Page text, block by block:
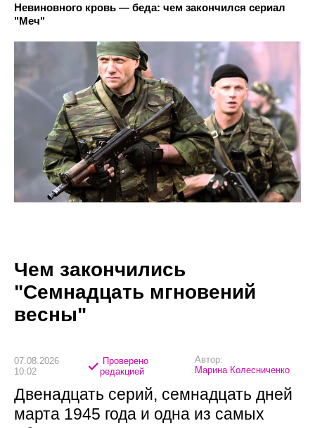
Невиновного кровь — беда: чем закончился сериал
"Меч"
Чем закончились
"Семнадцать мгновений
весны"
07.08.2026
10:02
Проверено
редакцией
Автор:
Марина Колесниченко
Двенадцать серий, семнадцать дней
марта 1945 года и одна из самых